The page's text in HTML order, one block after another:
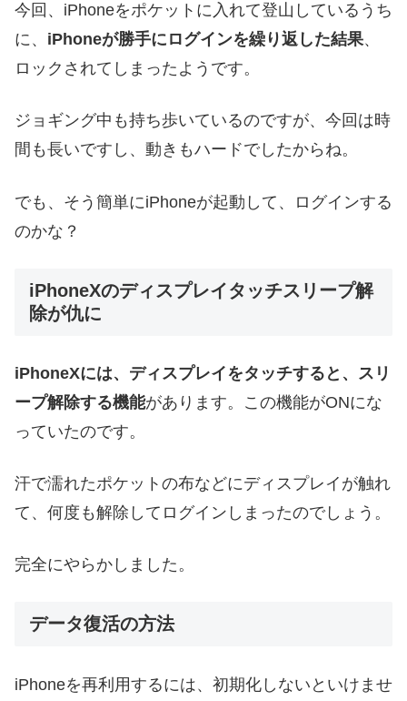
今回、iPhoneをポケットに入れて登山しているうち
に、 iPhoneが勝手にログインを繰り返した結果、
ロックされてしまったようです。
ジョギング中も持ち歩いているのですが、今回は時
間も長いですし、動きもハードでしたからね。
でも、そう簡単にiPhoneが起動して、ログインする
のかな？
iPhoneXのディスプレイタッチスリープ解
除が仇に
iPhoneXには、ディスプレイをタッチすると、スリ
ープ解除する機能があります。この機能がONにな
っていたのです。
汗で濡れたポケットの布などにディスプレイが触れ
て、何度も解除してログインしまったのでしょう。
完全にやらかしました。
データ復活の方法
iPhoneを再利用するには、初期化しないといけませ